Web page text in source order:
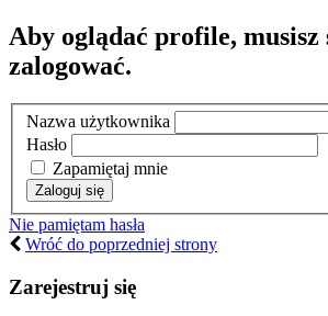
Aby oglądać profile, musisz
zalogować.
Nazwa użytkownika
Hasło
Zapamiętaj mnie
Nie pamiętam hasła
Wróć do poprzedniej strony
Zarejestruj się